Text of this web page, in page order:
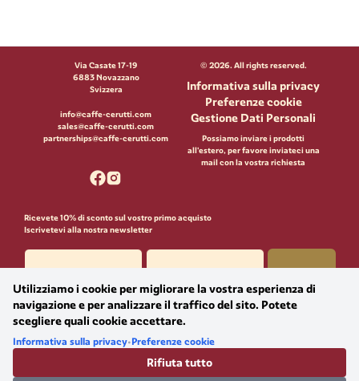
Via Casate 17-19
6883 Novazzano
Svizzera
info@caffe-cerutti.com
sales@caffe-cerutti.com
partnerships@caffe-cerutti.com
© 2026. All rights reserved.
Informativa sulla privacy
Preferenze cookie
Gestione Dati Personali
Possiamo inviare i prodotti
all'estero, per favore inviateci una
mail con la vostra richiesta
Ricevete 10% di sconto sul vostro primo acquisto
Iscrivetevi alla nostra newsletter
Iscriviti
Acconsento che Massimo Cerutti SA utilizzi i miei dati personali per finalità di
marketing, in conformità al GDPR e alla nLPD.​
Utilizziamo i cookie per migliorare la vostra esperienza di
navigazione e per analizzare il traffico del sito. Potete
scegliere quali cookie accettare.
Informativa sulla privacy•Preferenze cookie
Rifiuta tutto